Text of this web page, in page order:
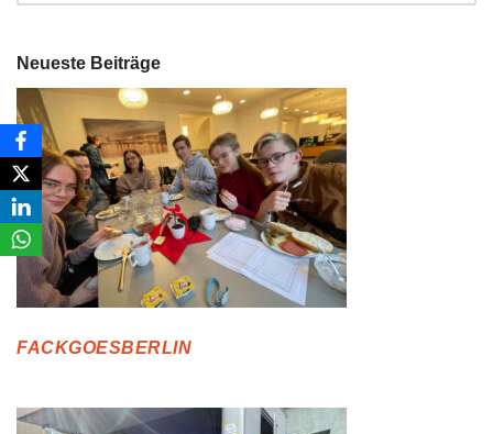
Neueste Beiträge
FACKGOESBERLIN